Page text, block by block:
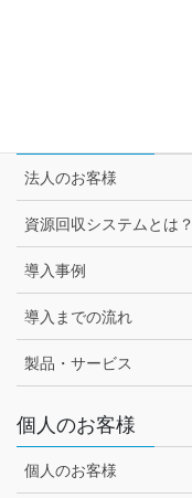
法人のお客様
資源回収システムとは？
導入事例
導入までの流れ
製品・サービス
個人のお客様
個人のお客様